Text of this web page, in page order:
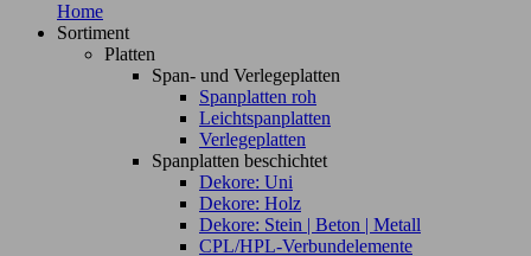
Home
Sortiment
Platten
Span- und Verlegeplatten
Spanplatten roh
Leichtspanplatten
Verlegeplatten
Spanplatten beschichtet
Dekore: Uni
Dekore: Holz
Dekore: Stein | Beton | Metall
CPL/HPL-Verbundelemente